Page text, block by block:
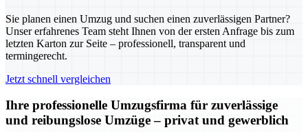
Sie planen einen Umzug und suchen einen zuverlässigen Partner?
Unser erfahrenes Team steht Ihnen von der ersten Anfrage bis zum
letzten Karton zur Seite – professionell, transparent und
termingerecht.
Jetzt schnell vergleichen
Ihre professionelle Umzugsfirma für zuverlässige
und reibungslose Umzüge – privat und gewerblich